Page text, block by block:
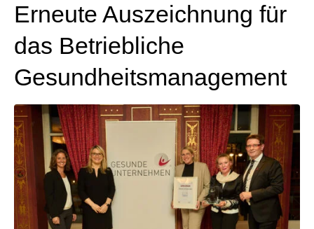
Erneute Auszeichnung für
das Betriebliche
Gesundheitsmanagement